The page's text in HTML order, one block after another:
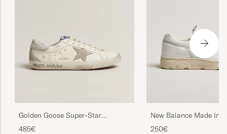
Golden Goose Super-Star
Sneakers White/Grey
485€
New Balance Made In
Sneakers White Grain
250€